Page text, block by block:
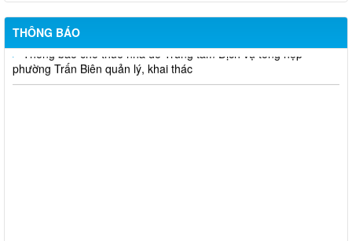
THÔNG BÁO
ngày 26/07/2024)
Thông báo cho thuê nhà do Trung tâm Dịch vụ tổng hợp
phường Trấn Biên quản lý, khai thác